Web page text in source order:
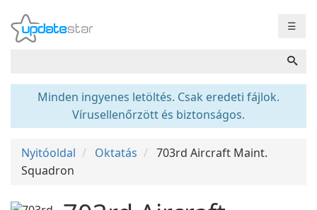
☰
Minden ingyenes letöltés. Csak eredeti fájlok.
Vírusellenőrzött és biztonságos.
Nyitóoldal Oktatás
703rd Aircraft Maint.
Squadron